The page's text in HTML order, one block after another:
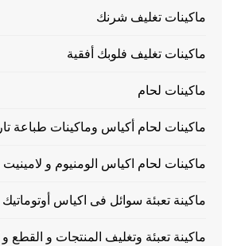
ماكينات تغليف شرنك
ماكينات تغليف فلوبك أفقية
ماكينات لحام
ماكينات لحام أكياس وماكينات طباعة
ماكينات لحام اكياس الومنيوم و لامينيت
ماكينة تعبئة سوائل فى اكياس أوتوماتيك
ماكينة تعبئة وتغليف المنتجات و